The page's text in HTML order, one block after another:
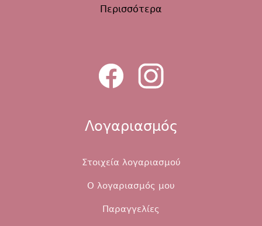
Περισσότερα
Λογαριασμός
Στοιχεία λογαριασμού
Ο λογαριασμός μου
Παραγγελίες